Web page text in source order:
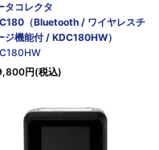
タコレクタ
（Bluetooth / ワイヤレスチ
ジ機能付 / KDC180HW）
円(税込)